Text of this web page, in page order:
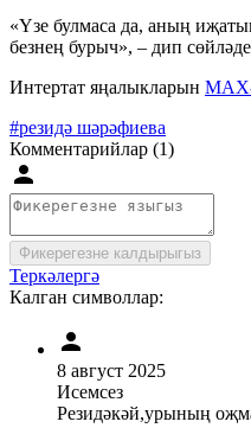
«Үзе булмаса да, аның
безнең бурыч», – дип
Интертат яңалыкларын
#резидә шәрәфиева
Комментарийлар (1)
Фикерегезне калдырыгыз
Теркәлергә
Калган символлар:
8 август 2025
Исемсез
Резидәкәй,урының